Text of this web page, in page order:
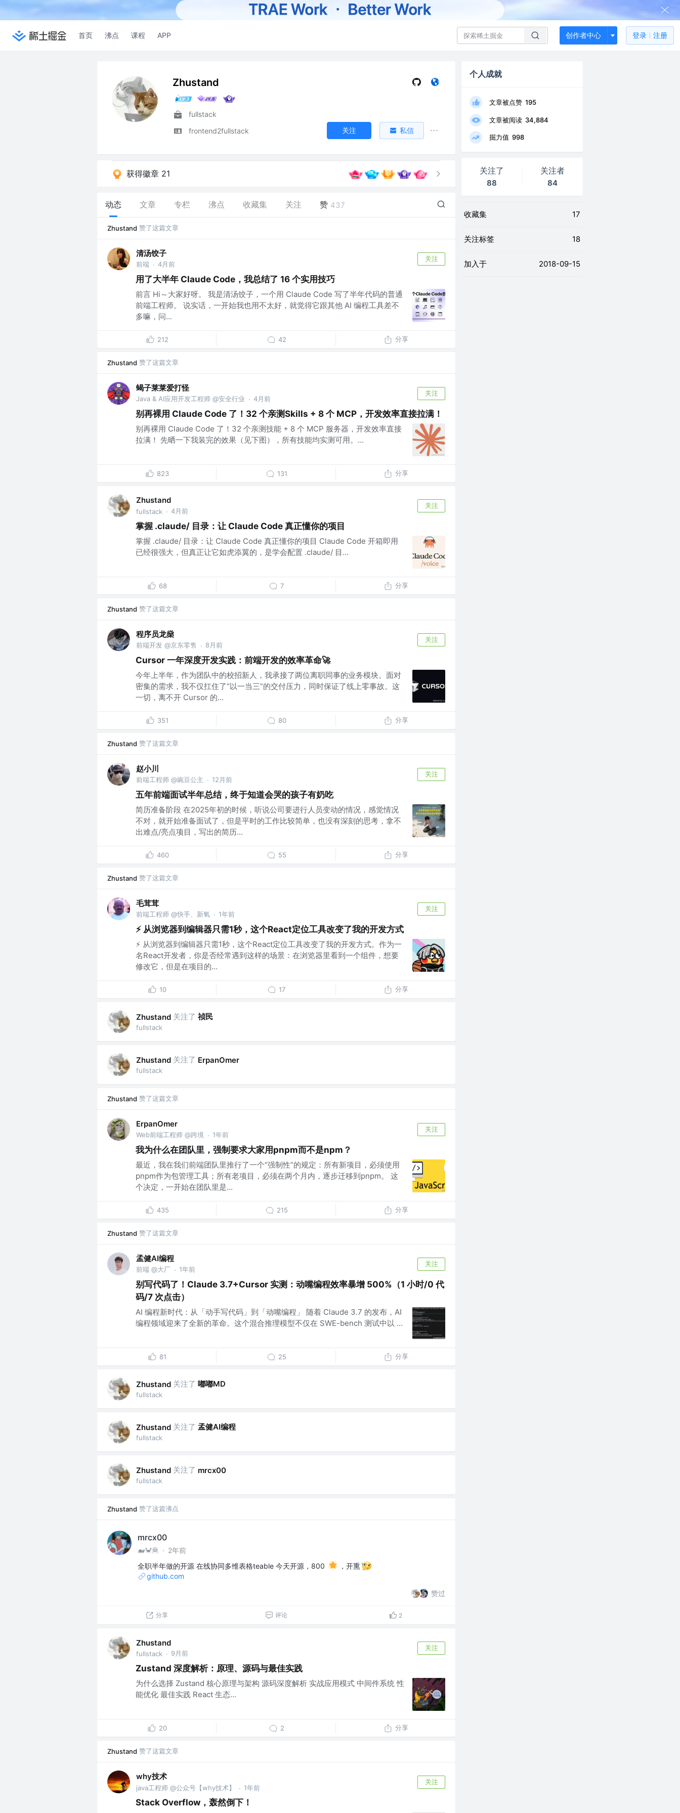
首页 沸点 课程 APP 创作者中心 登录 注册
Zhustand
fullstack
frontend2fullstack
关注 私信
获得徽章 21
动态 文章 专栏 沸点 收藏集 关注 赞 437
Zhustand 赞了这篇文章
清汤饺子
前端 · 4月前
关注
用了大半年 Claude Code，我总结了 16 个实用技巧
前言 Hi～大家好呀。 我是清汤饺子，一个用 Claude Code 写了半年代码的普通
前端工程师。 说实话，一开始我也用不太好，就觉得它跟其他 AI 编程工具差不
多嘛，问...
212 42 分享
Zhustand 赞了这篇文章
蝎子莱莱爱打怪
Java & AI应用开发工程师 @安全行业 · 4月前
关注
别再裸用 Claude Code 了！32 个亲测Skills + 8 个 MCP，开发效率直接拉满！
别再裸用 Claude Code 了！32 个亲测技能 + 8 个 MCP 服务器，开发效率直接
拉满！ 先晒一下我装完的效果（见下图），所有技能均实测可用。...
823 131 分享
Zhustand
fullstack · 4月前
关注
掌握 .claude/ 目录：让 Claude Code 真正懂你的项目
掌握 .claude/ 目录：让 Claude Code 真正懂你的项目 Claude Code 开箱即用
已经很强大，但真正让它如虎添翼的，是学会配置 .claude/ 目...
68 7 分享
Zhustand 赞了这篇文章
程序员龙燊
前端开发 @京东零售 · 8月前
关注
Cursor 一年深度开发实践：前端开发的效率革命🚀
今年上半年，作为团队中的校招新人，我承接了两位离职同事的业务模块。面对
密集的需求，我不仅扛住了“以一当三”的交付压力，同时保证了线上零事故。这
一切，离不开 Cursor 的...
351 80 分享
Zhustand 赞了这篇文章
赵小川
前端工程师 @豌豆公主 · 12月前
关注
五年前端面试半年总结，终于知道会哭的孩子有奶吃
简历准备阶段 在2025年初的时候，听说公司要进行人员变动的情况，感觉情况
不对，就开始准备面试了，但是平时的工作比较简单，也没有深刻的思考，拿不
出难点/亮点项目，写出的简历...
460 55 分享
Zhustand 赞了这篇文章
毛茸茸
前端工程师 @快手、新氧 · 1年前
关注
⚡ 从浏览器到编辑器只需1秒，这个React定位工具改变了我的开发方式
⚡ 从浏览器到编辑器只需1秒，这个React定位工具改变了我的开发方式。作为一
名React开发者，你是否经常遇到这样的场景：在浏览器里看到一个组件，想要
修改它，但是在项目的...
10 17 分享
Zhustand 关注了 祯民
fullstack
Zhustand 关注了 ErpanOmer
fullstack
Zhustand 赞了这篇文章
ErpanOmer
Web前端工程师 @跨境 · 1年前
关注
我为什么在团队里，强制要求大家用pnpm而不是npm？
最近，我在我们前端团队里推行了一个“强制性”的规定：所有新项目，必须使用
pnpm作为包管理工具；所有老项目，必须在两个月内，逐步迁移到pnpm。 这
个决定，一开始在团队里是...
435 215 分享
Zhustand 赞了这篇文章
孟健AI编程
前端 @大厂 · 1年前
关注
别写代码了！Claude 3.7+Cursor 实测：动嘴编程效率暴增 500%（1 小时/0 代
码/7 次点击）
AI 编程新时代：从「动手写代码」到「动嘴编程」 随着 Claude 3.7 的发布，AI
编程领域迎来了全新的革命。这个混合推理模型不仅在 SWE-bench 测试中以 ...
81 25 分享
Zhustand 关注了 嘟嘟MD
fullstack
Zhustand 关注了 孟健AI编程
fullstack
Zhustand 关注了 mrcx00
fullstack
Zhustand 赞了这篇沸点
mrcx00
🐋🦀🦧 · 2年前
全职半年做的开源 在线协同多维表格teable 今天开源，800
，开熏
github.com
赞过
分享 评论 2
Zhustand
fullstack · 9月前
关注
Zustand 深度解析：原理、源码与最佳实践
为什么选择 Zustand 核心原理与架构 源码深度解析 实战应用模式 中间件系统 性
能优化 最佳实践 React 生态...
20 2 分享
Zhustand 赞了这篇文章
why技术
java工程师 @公众号【why技术】 · 1年前
关注
Stack Overflow，轰然倒下！
个人成就
文章被点赞 195
文章被阅读 34,884
掘力值 998
关注了
88
关注者
84
收藏集 17
关注标签 18
加入于 2018-09-15